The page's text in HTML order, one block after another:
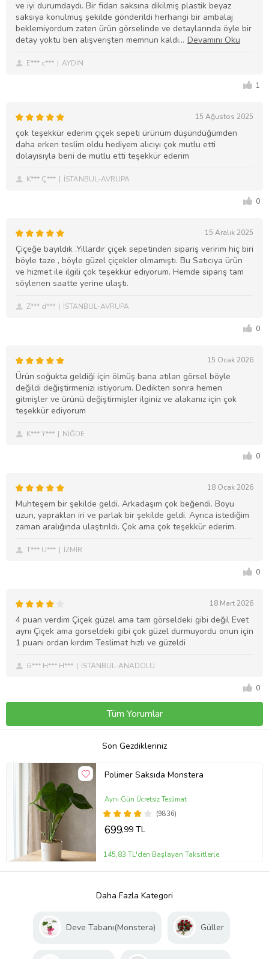
ve iyi durumdaydı. Bir fidan saksına dikilmiş plastik beyaz
saksıya konulmuş şekilde gönderildi herhangi bir ambalaj
beklemiyordum zaten ürün görselinde ve detaylarında öyle bir
detay yoktu ben alışverişten memnun kaldı
E*** c*** AYDIN
1
15 Ağustos 2025
çok teşekkür ederim çiçek sepeti ürünüm düşündüğümden
daha erken teslim oldu hediyem alıcıyı çok mutlu etti
dolayısıyla beni de mutlu etti teşekkür ederim
K*** Ç*** İSTANBUL-AVRUPA
0
15 Aralık 2025
Çiçeğe bayıldık .Yıllardır çiçek sepetinden sipariş veririm hiç biri
böyle taze , böyle güzel çiçekler olmamıştı. Bu Satıcıya ürün
ve hizmet ile ilgili çok teşekkür ediyorum. Hemde sipariş tam
söylenen saatte yerine ulaştı.
Z*** d*** İSTANBUL-AVRUPA
0
15 Ocak 2026
Ürün soğukta geldiği için ölmüş bana atılan görsel böyle
değildi değiştirmenizi istiyorum. Dedikten sonra hemen
gitmişler ve ürünü değiştirmişler ilginiz ve alakanız için çok
teşekkür ediyorum
K*** Y*** NİĞDE
0
18 Ocak 2026
Muhteşem bir şekilde geldi. Arkadaşım çok beğendi. Boyu
uzun, yaprakları iri ve parlak bir şekilde geldi. Ayrıca istediğim
zaman aralığında ulaştırıldı. Çok ama çok teşekkür ederim.
T*** U*** İZMİR
0
18 Mart 2026
4 puan verdim Çiçek güzel ama tam görseldeki gibi değil Evet
aynı Çiçek ama gorseldeki gibi çok güzel durmuyordu onun için
1 puanı ordan kırdım Teslimat hızlı ve güzeldi
G*** H*** H*** İSTANBUL-ANADOLU
0
Tüm Yorumlar
Son Gezdikleriniz
Polimer Saksıda Monstera
(9836)
Aynı Gün Ücretsiz Teslimat
699,99 TL
145,83 TL'den Başlayan Taksitlerle
Daha Fazla Kategori
Deve Tabanı(Monstera) Güller